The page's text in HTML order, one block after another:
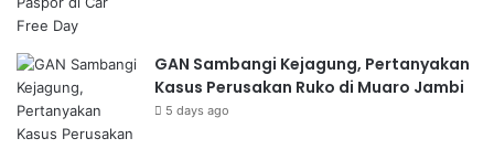
GAN Sambangi Kejagung, Pertanyakan
Kasus Perusakan Ruko di Muaro Jambi
5 days ago